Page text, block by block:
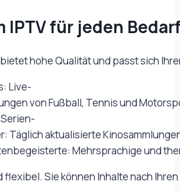
IPTV für jeden
bietet hohe Qualität und passt sich
Live-
von Fußball, Tennis und
Täglich aktualisierte
Mehrsprachige und
flexibel. Sie können Inhalte nach